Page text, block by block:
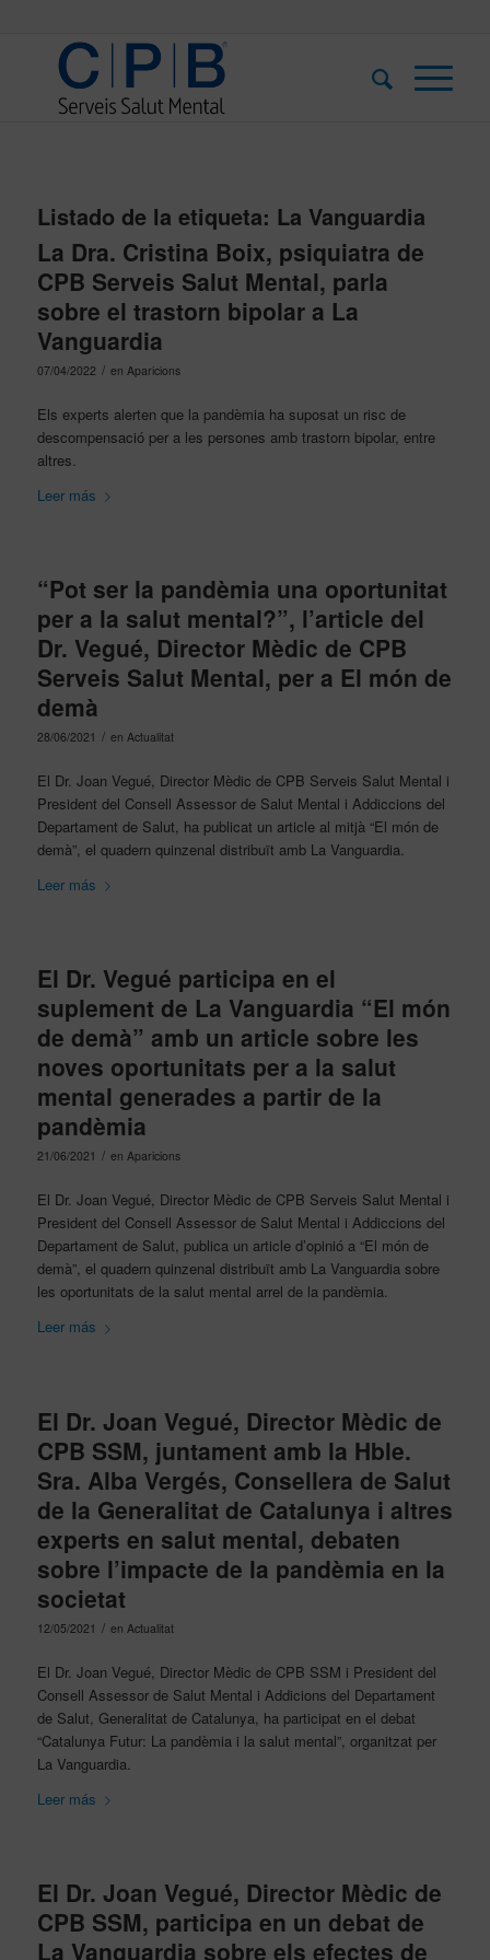
Listado de la etiqueta: La Vanguardia
La Dra. Cristina Boix, psiquiatra de
CPB Serveis Salut Mental, parla
sobre el trastorn bipolar a La
Vanguardia
07/04/2022 / en Aparicions
Els experts alerten que la pandèmia ha suposat un risc de
descompensació per a les persones amb trastorn bipolar, entre
altres.
Leer más
“Pot ser la pandèmia una oportunitat
per a la salut mental?”, l’article del
Dr. Vegué, Director Mèdic de CPB
Serveis Salut Mental, per a El món de
demà
28/06/2021 / en Actualitat
El Dr. Joan Vegué, Director Mèdic de CPB Serveis Salut Mental i
President del Consell Assessor de Salut Mental i Addiccions del
Departament de Salut, ha publicat un article al mitjà “El món de
demà”, el quadern quinzenal distribuït amb La Vanguardia.
Leer más
El Dr. Vegué participa en el
suplement de La Vanguardia “El món
de demà” amb un article sobre les
noves oportunitats per a la salut
mental generades a partir de la
pandèmia
21/06/2021 / en Aparicions
El Dr. Joan Vegué, Director Mèdic de CPB Serveis Salut Mental i
President del Consell Assessor de Salut Mental i Addiccions del
Departament de Salut, publica un article d’opinió a “El món de
demà”, el quadern quinzenal distribuït amb La Vanguardia sobre
les oportunitats de la salut mental arrel de la pandèmia.
Leer más
El Dr. Joan Vegué, Director Mèdic de
CPB SSM, juntament amb la Hble.
Sra. Alba Vergés, Consellera de Salut
de la Generalitat de Catalunya i altres
experts en salut mental, debaten
sobre l’impacte de la pandèmia en la
societat
12/05/2021 / en Actualitat
El Dr. Joan Vegué, Director Mèdic de CPB SSM i President del
Consell Assessor de Salut Mental i Addicions del Departament
de Salut, Generalitat de Catalunya, ha participat en el debat
“Catalunya Futur: La pandèmia i la salut mental”, organitzat per
La Vanguardia.
Leer más
El Dr. Joan Vegué, Director Mèdic de
CPB SSM, participa en un debat de
La Vanguardia sobre els efectes de